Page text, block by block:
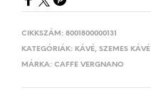
CIKKSZÁM: 8001800000131
KATEGÓRIÁK: KÁVÉ, SZEMES KÁVÉ
MÁRKA: CAFFE VERGNANO